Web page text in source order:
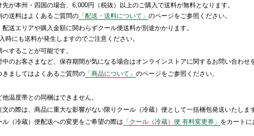
先が本州・四国の場合、6,000円（税抜）以上のご購入で送料が無料となります。
送料はよくあるご質問の 「配送・送料について」 のページをご参照ください。
配送エリアや購入金額に関わらずクール便送料が別途かかります。
にも送料が発生しますのでご注意ください。
することが可能です。
中のお客さまなど、保存期間が気になる場合はオンラインストアに関するお問い合わせ
ましてはよくあるご質問の 「商品について」 のページをご参照ください。
温度帯との同梱はできません。
の際は、商品に重大な影響がない限りクール（冷蔵）便として一括梱包発送いたしま
（冷蔵）便配送への変更をご希望の際は 「クール（冷蔵）便 有料変更券」 をカート